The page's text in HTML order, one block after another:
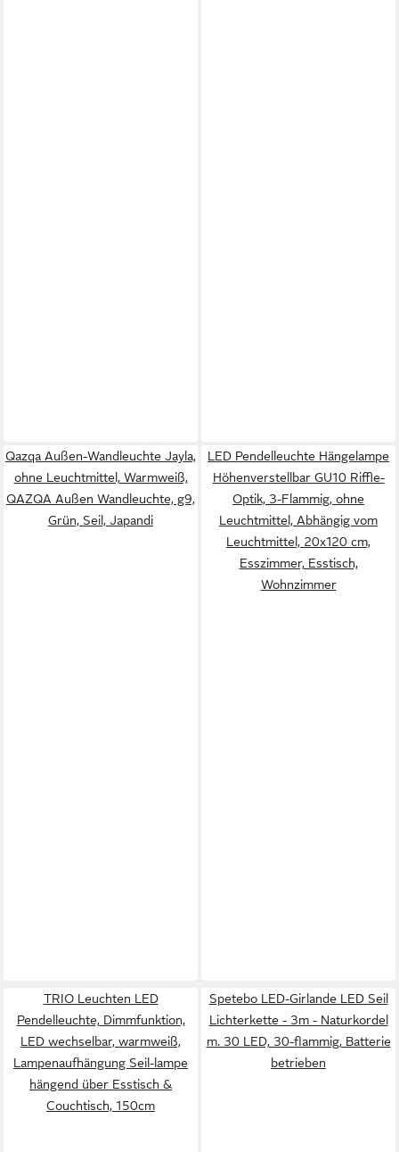
Qazqa Außen-Wandleuchte Jayla,
ohne Leuchtmittel, Warmweiß,
QAZQA Außen Wand­leuchte, g9,
Grün, Seil, Japandi
LED Pendelleuchte Hängelampe
Höhenverstellbar GU10 Riffle-
Optik, 3-Flammig, ohne
Leuchtmittel, Abhängig vom
Leuchtmittel, 20x120 cm,
Esszimmer, Esstisch,
Wohnzimmer
TRIO Leuchten LED
Pendelleuchte, Dimmfunktion,
LED wechselbar, warmweiß,
Lampenaufhängung Seil-lampe
hängend über Esstisch &
Couchtisch, 150cm
Spetebo LED-Girlande LED Seil
Lichterkette - 3m - Naturkordel
m. 30 LED, 30-flammig, Batterie
betrieben